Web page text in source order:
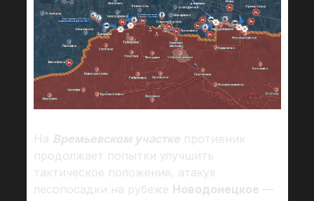
На Времьевском участкепротивник
продолжает попытки улучшить
тактическое положение, атакуя
лесопосадки на рубеже Новодонецкое —